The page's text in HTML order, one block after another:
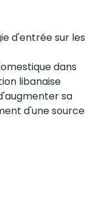
d'entrée sur les
dans
libanaise
sa
d'une source